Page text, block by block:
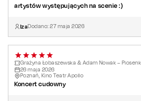
artystów występujących na scenie :)
IzaDodano:27 maja 2026
Grażyna Łobaszewska & Adam Nowak –
26 maja 2026
Poznań, Kino Teatr Apollo
Koncert cudowny